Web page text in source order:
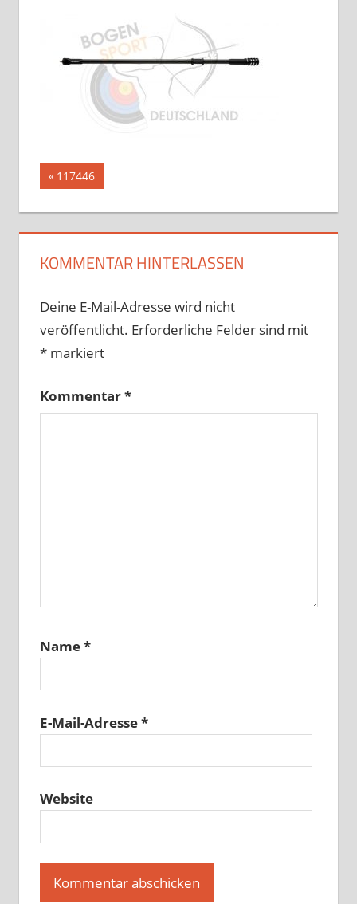
Beitragsnavigation
Vorheriger
117446
KOMMENTAR HINTERLASSEN
Deine E-Mail-Adresse wird nicht
veröffentlicht. Erforderliche Felder sind mit
*markiert
Kommentar*
Name*
E-Mail-Adresse*
Website